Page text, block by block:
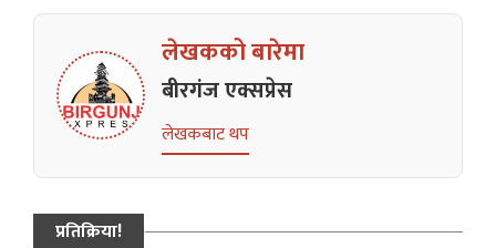
लेखकको बारेमा
बीरगंज एक्सप्रेस
लेखकबाट थप
प्रतिक्रिया!